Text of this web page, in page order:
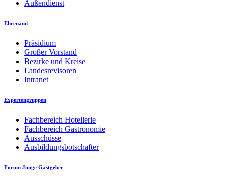
Außendienst
Ehrenamt
Präsidium
Großer Vorstand
Bezirke und Kreise
Landesrevisoren
Intranet
Expertengruppen
Fachbereich Hotellerie
Fachbereich Gastronomie
Ausschüsse
Ausbildungsbotschafter
Forum Junge Gastgeber